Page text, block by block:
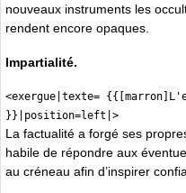
nouveaux instruments les
rendent encore opaques.
Impartialité.
<exergue|texte=
}}|position=left|>
La factualité a forgé ses
habile de répondre aux
au créneau afin d’inspirer